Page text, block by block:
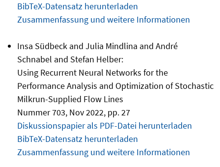
BibTeX-Datensatz herunterladen
Zusammenfassung und weitere Informationen
Insa Südbeck and Julia Mindlina and André
Schnabel and Stefan Helber:
Using Recurrent Neural Networks for the
Performance Analysis and Optimization of Stochastic
Milkrun-Supplied Flow Lines
Nummer 703, Nov 2022, pp. 27
Diskussionspapier als PDF-Datei herunterladen
BibTeX-Datensatz herunterladen
Zusammenfassung und weitere Informationen